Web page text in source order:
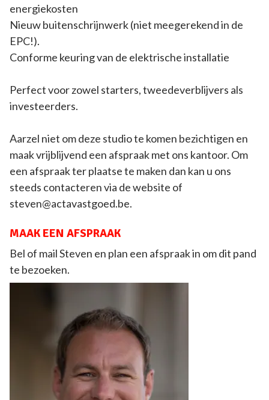
energiekosten
Nieuw buitenschrijnwerk (niet meegerekend in de
EPC!).
Conforme keuring van de elektrische installatie
Perfect voor zowel starters, tweedeverblijvers als
investeerders.
Aarzel niet om deze studio te komen bezichtigen en
maak vrijblijvend een afspraak met ons kantoor. Om
een afspraak ter plaatse te maken dan kan u ons
steeds contacteren via de website of
steven@actavastgoed.be.
MAAK EEN AFSPRAAK
Bel of mail Steven en plan een afspraak in om dit pand
te bezoeken.